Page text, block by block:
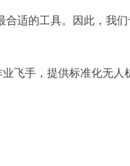
适的工具。因此，我们
飞手，提供标准化无人